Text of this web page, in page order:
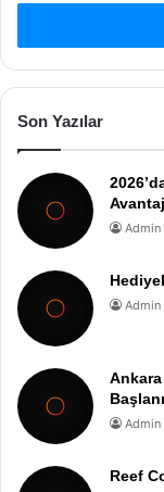
Son Yazılar
Admin
Admin
Admin
Reef